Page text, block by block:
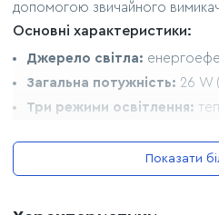
допомогою звичайного
Основні характеристики:
Джерело світла:
Загальна потужність: 26 W
Три режими освітлення:
режими
натисканням на вимикач.
Показати